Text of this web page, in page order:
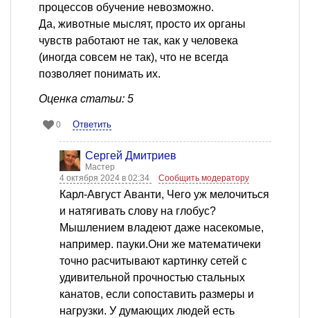
процессов обучение невозможно.
Да, животные мыслят, просто их органы
чувств работают не так, как у человека
(иногда совсем не так), что не всегда
позволяет понимать их.
Оценка статьи: 5
0 Ответить
Сергей Дмитриев
Мастер
4 октября 2024 в 02:34
Сообщить модератору
Карл-Август Аванти, Чего уж мелочиться
и натягивать слову на глобус?
Мышлением владеют даже насекомые,
например. пауки.Они же математичеки
точно расчитывают картинку сетей с
удивительной прочностью стальных
канатов, если сопоставить размеры и
нагрузки. У думающих людей есть